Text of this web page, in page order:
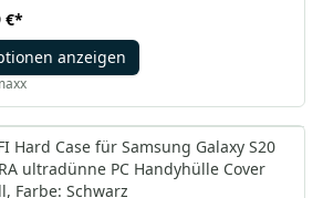
€*
anzeigen
Hard Case für Samsung Galaxy S20
ultradünne PC Handyhülle Cover
Farbe: Schwarz